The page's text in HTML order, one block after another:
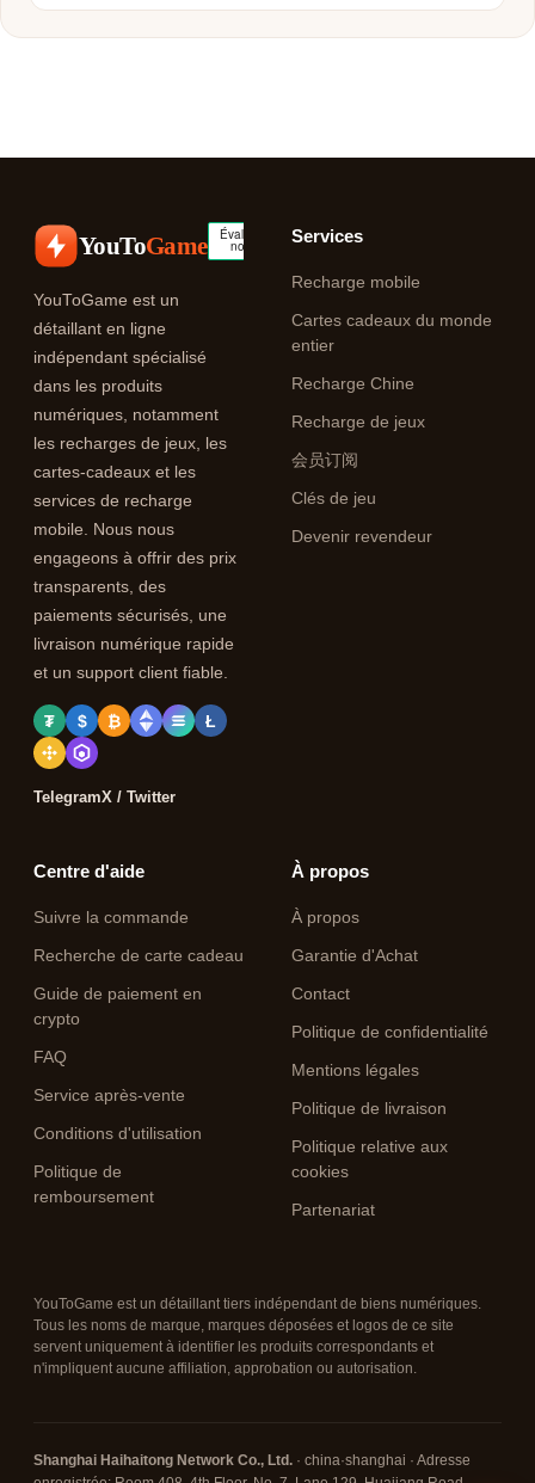
YouToGame
YouToGame est un
détaillant en ligne
indépendant spécialisé
dans les produits
numériques, notamment
les recharges de jeux, les
cartes-cadeaux et les
services de recharge
mobile. Nous nous
engageons à offrir des prix
transparents, des
paiements sécurisés, une
livraison numérique rapide
et un support client fiable.
₮ $ ₿ Ł
TelegramX / Twitter
Services
Recharge mobile
Cartes cadeaux du monde
entier
Recharge Chine
Recharge de jeux
会员订阅
Clés de jeu
Devenir revendeur
Centre d'aide
Suivre la commande
Recherche de carte cadeau
Guide de paiement en
crypto
FAQ
Service après-vente
Conditions d'utilisation
Politique de
remboursement
À propos
À propos
Garantie d'Achat
Contact
Politique de confidentialité
Mentions légales
Politique de livraison
Politique relative aux
cookies
Partenariat
YouToGame est un détaillant tiers indépendant de biens numériques.
Tous les noms de marque, marques déposées et logos de ce site
servent uniquement à identifier les produits correspondants et
n'impliquent aucune affiliation, approbation ou autorisation.
Shanghai Haihaitong Network Co., Ltd. · china·shanghai · Adresse